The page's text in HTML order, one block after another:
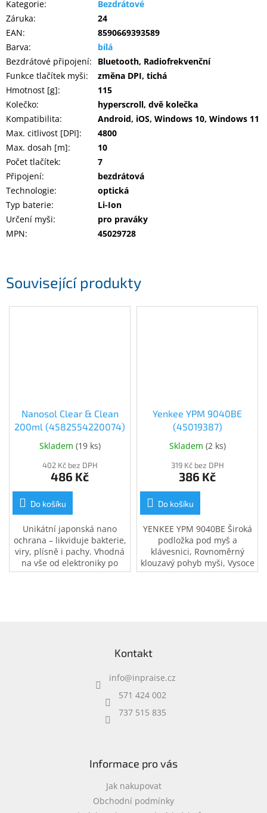
Související produkty
Nanosol Clear & Clean
200ml (4582554220074)
Skladem (19 ks)
402 Kč bez DPH
486 Kč
Do košíku
Unikátní japonská nano
ochrana – likviduje bakterie,
viry, plísně i pachy. Vhodná
na vše od elektroniky po
koupelny, kuchyně či
Yenkee YPM 9040BE
(45019387)
Skladem (2 ks)
319 Kč bez DPH
386 Kč
Do košíku
YENKEE YPM 9040BE Široká
podložka pod myš a
klávesnici, Rovnoměrný
klouzavý pohyb myši, Vysoce
přilnavá neklouzavá pryžová
Kategorie:
Bezdrátové
Záruka:
24
EAN:
8590669393589
Barva:
bílá
Bezdrátové připojení:
Bluetooth, Radiofrekvenční
Funkce tlačítek myši:
změna DPI, tichá
Hmotnost [g]:
115
Kolečko:
hyperscroll, dvě kolečka
Kompatibilita:
Android, iOS, Windows 10, Windows 11
Max. citlivost [DPI]:
4800
Max. dosah [m]:
10
Počet tlačítek:
7
Připojení:
bezdrátová
Technologie:
optická
Typ baterie:
Li-Ion
Určení myši:
pro praváky
MPN: 45029728
Kontakt
info@inpraise.cz
571 424 002
737 515 835
Informace pro vás
Jak nakupovat
Obchodní podmínky